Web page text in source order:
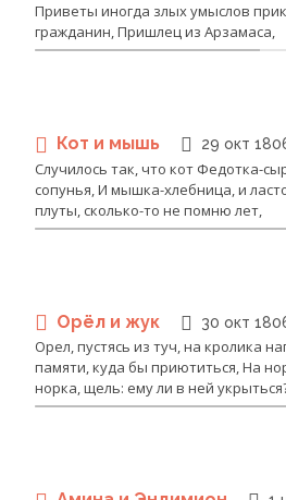
Приветы иногда злых умыслов
гражданин, Пришлец из Арзамаса,
Кот и мышь 29 окт
Случилось так, что кот Федотка-
сопунья, И мышка-хлебница, и
плуты, сколько-то не помню лет,
Орёл и жук 30 окт
Орел, пустясь из туч, на кролика
памяти, куда бы приютиться, На
норка, щель: ему ли в ней